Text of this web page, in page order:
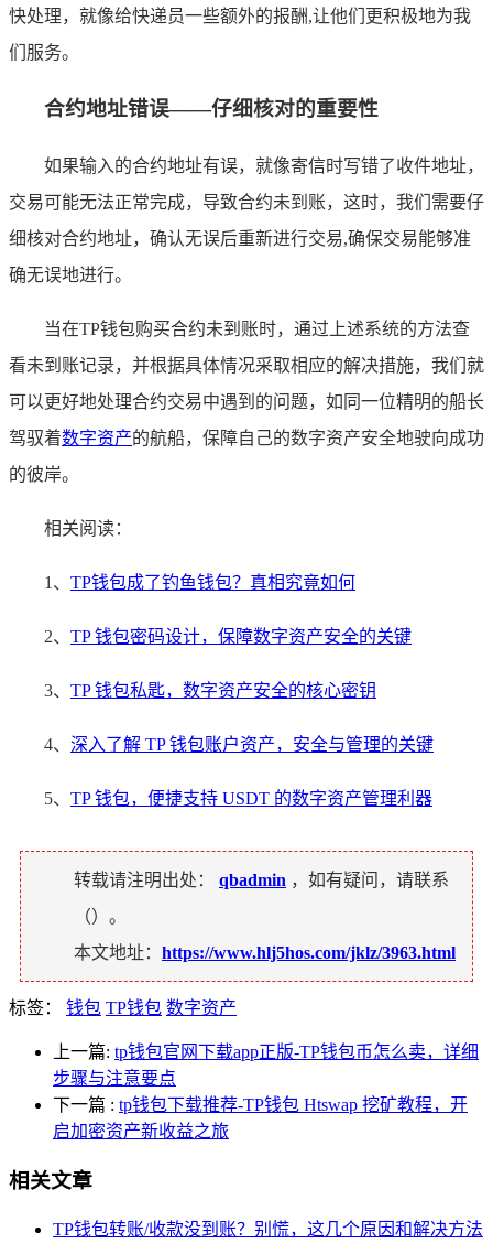
快处理，就像给快递员一些额外的报酬,让他们更积极地为我
们服务。
合约地址错误——仔细核对的重要性
如果输入的合约地址有误，就像寄信时写错了收件地址，
交易可能无法正常完成，导致合约未到账，这时，我们需要仔
细核对合约地址，确认无误后重新进行交易,确保交易能够准
确无误地进行。
当在TP钱包购买合约未到账时，通过上述系统的方法查
看未到账记录，并根据具体情况采取相应的解决措施，我们就
可以更好地处理合约交易中遇到的问题，如同一位精明的船长
驾驭着数字资产的航船，保障自己的数字资产安全地驶向成功
的彼岸。
相关阅读：
1、 TP钱包成了钓鱼钱包？真相究竟如何
2、 TP 钱包密码设计，保障数字资产安全的关键
3、 TP 钱包私匙，数字资产安全的核心密钥
4、 深入了解 TP 钱包账户资产，安全与管理的关键
5、 TP 钱包，便捷支持 USDT 的数字资产管理利器
转载请注明出处： qbadmin ，如有疑问，请联系
（）。
本文地址： https://www.hlj5hos.com/jklz/3963.html
标签： 钱包 TP钱包 数字资产
上一篇: tp钱包官网下载app正版-TP钱包币怎么卖，详细
步骤与注意要点
下一篇 : tp钱包下载推荐-TP钱包 Htswap 挖矿教程，开
启加密资产新收益之旅
相关文章
TP钱包转账/收款没到账？别慌，这几个原因和解决方法